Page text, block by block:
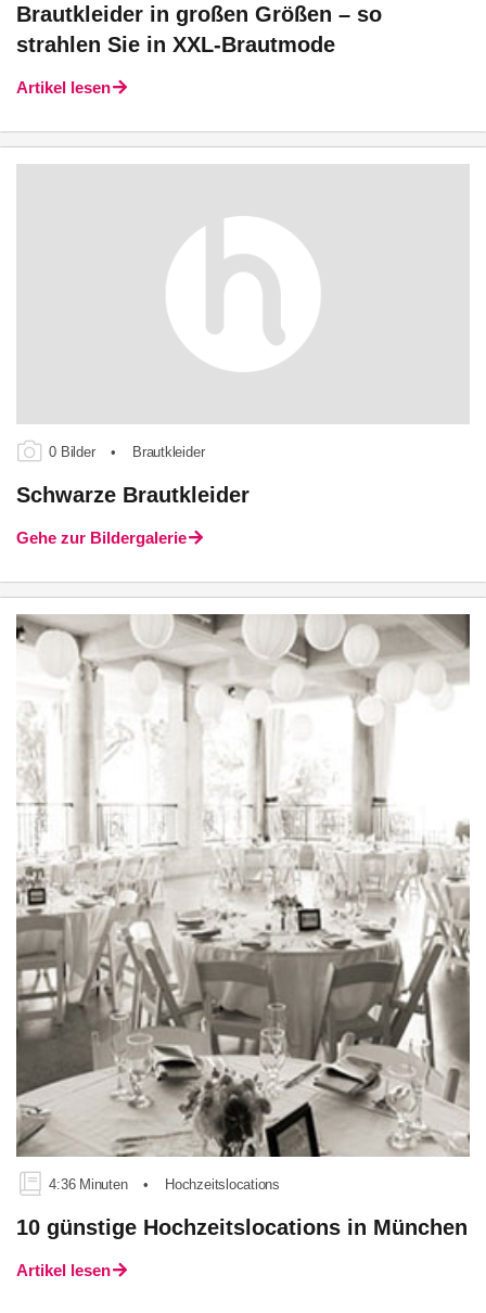
Brautkleider in großen Größen – so
strahlen Sie in XXL-Brautmode
Artikel lesen
0 Bilder • Brautkleider
Schwarze Brautkleider
Gehe zur Bildergalerie
4:36 Minuten • Hochzeitslocations
10 günstige Hochzeitslocations in München
Artikel lesen